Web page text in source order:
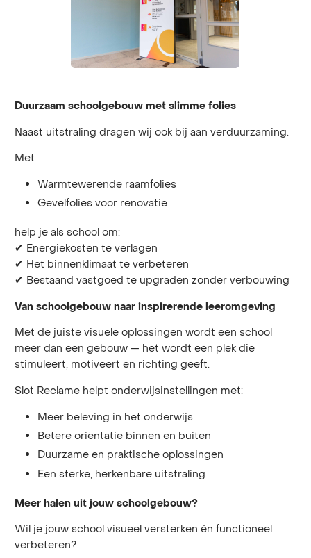
Duurzaam schoolgebouw met slimme folies
Naast uitstraling dragen wij ook bij aan verduurzaming.
Met
Warmtewerende raamfolies
Gevelfolies voor renovatie
help je als school om:
✔ Energiekosten te verlagen
✔ Het binnenklimaat te verbeteren
✔ Bestaand vastgoed te upgraden zonder verbouwing
Van schoolgebouw naar inspirerende leeromgeving
Met de juiste visuele oplossingen wordt een school
meer dan een gebouw — het wordt een plek die
stimuleert, motiveert en richting geeft.
Slot Reclame helpt onderwijsinstellingen met:
Meer beleving in het onderwijs
Betere oriëntatie binnen en buiten
Duurzame en praktische oplossingen
Een sterke, herkenbare uitstraling
Meer halen uit jouw schoolgebouw?
Wil je jouw school visueel versterken én functioneel
verbeteren?